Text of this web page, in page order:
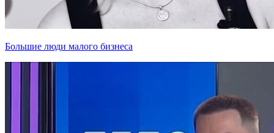
Большие люди малого бизнеса